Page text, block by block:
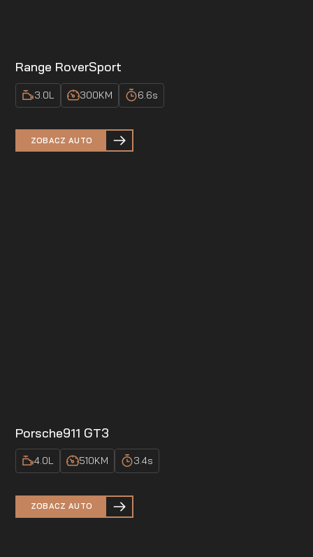
Range RoverSport
3.0L 300KM 6.6s
ZOBACZ AUTO
Porsche911 GT3
4.0L 510KM 3.4s
ZOBACZ AUTO